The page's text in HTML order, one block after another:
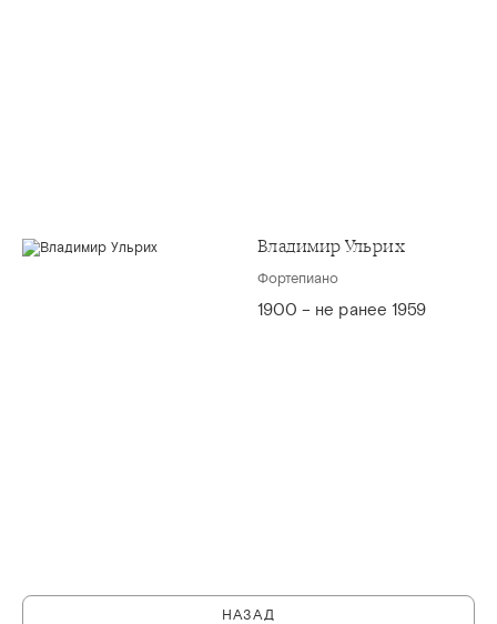
Владимир Ульрих
Фортепиано
1900 – не ранее 1959
НАЗАД